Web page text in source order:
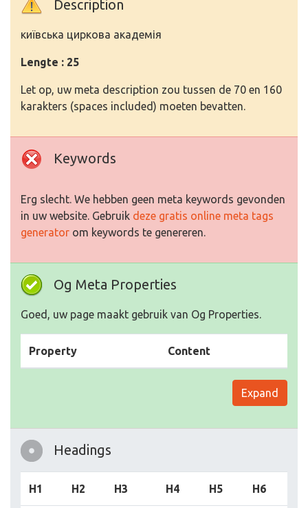
Description
київська циркова академія
Lengte : 25
Let op, uw meta description zou tussen de 70 en 160
karakters (spaces included) moeten bevatten.
Keywords
Erg slecht. We hebben geen meta keywords gevonden
in uw website. Gebruik deze gratis online meta tags
generator om keywords te genereren.
Og Meta Properties
Goed, uw page maakt gebruik van Og Properties.
Property Content
Expand
Headings
H1 H2 H3 H4 H5 H6